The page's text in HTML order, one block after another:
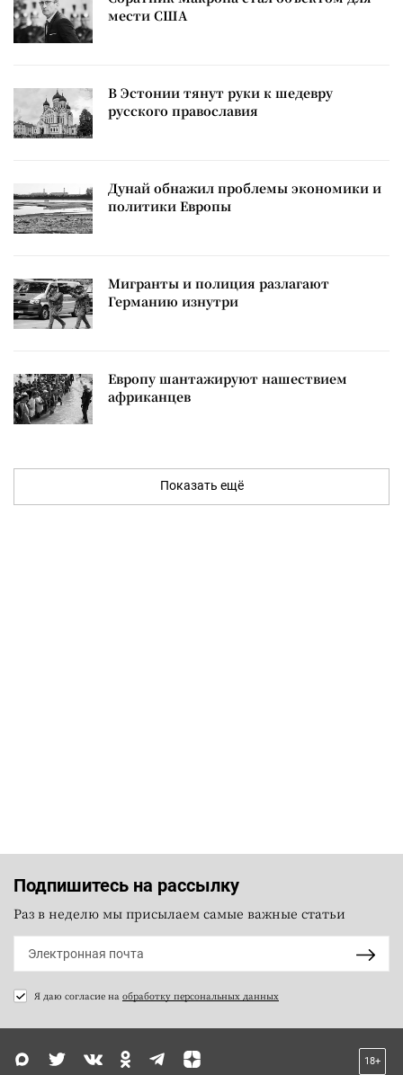
мести США
В Эстонии тянут руки к шедевру
русского православия
Дунай обнажил проблемы экономики и
политики Европы
Мигранты и полиция разлагают
Германию изнутри
Европу шантажируют нашествием
африканцев
Показать ещё
Подпишитесь на рассылку
Раз в неделю мы присылаем самые важные статьи
Я даю согласие на обработку персональных данных
18+